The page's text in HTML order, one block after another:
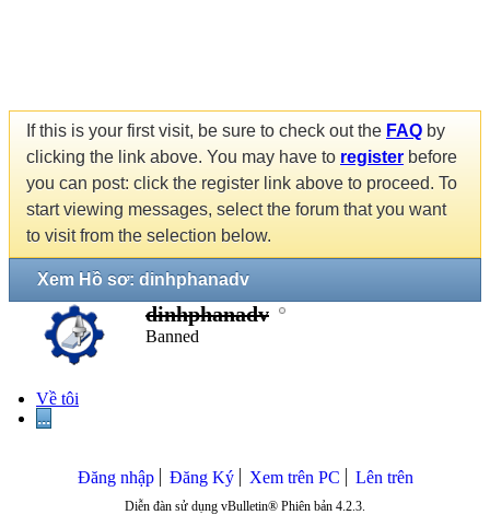
If this is your first visit, be sure to check out the FAQ by
clicking the link above. You may have to register before
you can post: click the register link above to proceed. To
start viewing messages, select the forum that you want
to visit from the selection below.
Xem Hồ sơ: dinhphanadv
dinhphanadv
Banned
Về tôi
...
Đăng nhập Đăng Ký Xem trên PC Lên trên
Diễn đàn sử dụng vBulletin® Phiên bản 4.2.3.